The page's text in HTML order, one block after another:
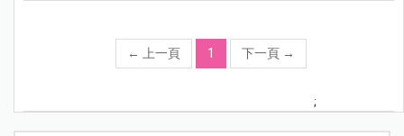
← 上一頁 1 下一頁 →
;